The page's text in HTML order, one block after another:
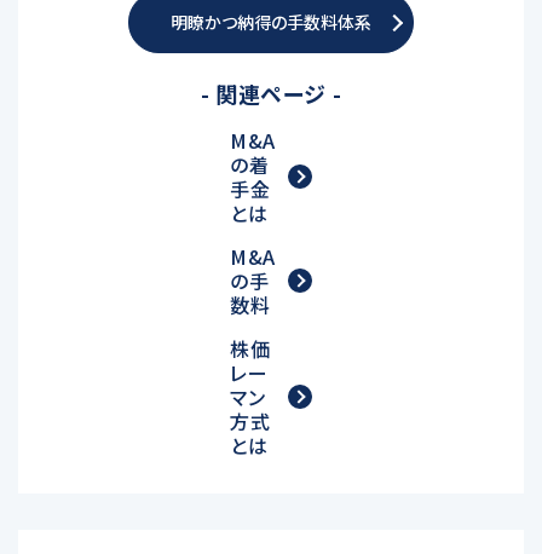
明瞭かつ納得の手数料体系
- 関連ページ -
M&A
の着
手金
とは
M&A
の手
数料
株価
レー
マン
方式
とは